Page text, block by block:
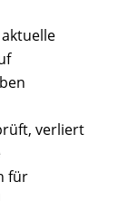
verliert
für